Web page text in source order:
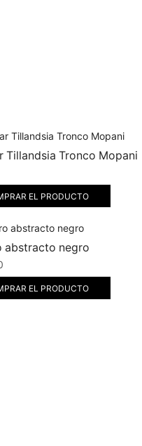
Tillandsia Tronco Mopani
EL PRODUCTO
abstracto negro
EL PRODUCTO